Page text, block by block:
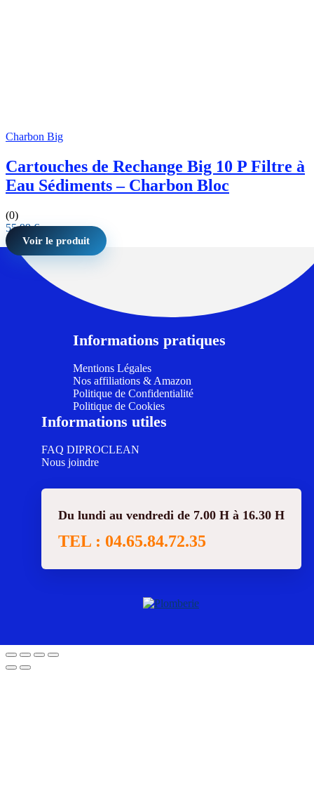
Charbon Big
Cartouches de Rechange Big 10 P Filtre à
Eau Sédiments – Charbon Bloc
(0)
55,99€
Voir le produit
Informations pratiques
Mentions Légales
Nos affiliations & Amazon
Politique de Confidentialité
Politique de Cookies
Informations utiles
FAQ DIPROCLEAN
Nous joindre
Du lundi au vendredi de 7.00 H à 16.30 H
TEL : 04.65.84.72.35